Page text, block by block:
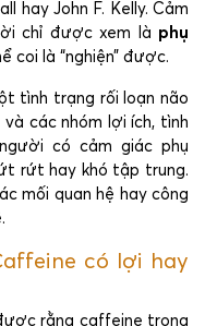
hay John F. Kelly. Cảm
chỉ được xem là phụ
coi là “nghiện” được.
tình trạng rối loạn não
các nhóm lợi ích, tình
có cảm giác phụ
rứt hay khó tập trung.
mối quan hệ hay công
có lợi hay
rằng caffeine trong